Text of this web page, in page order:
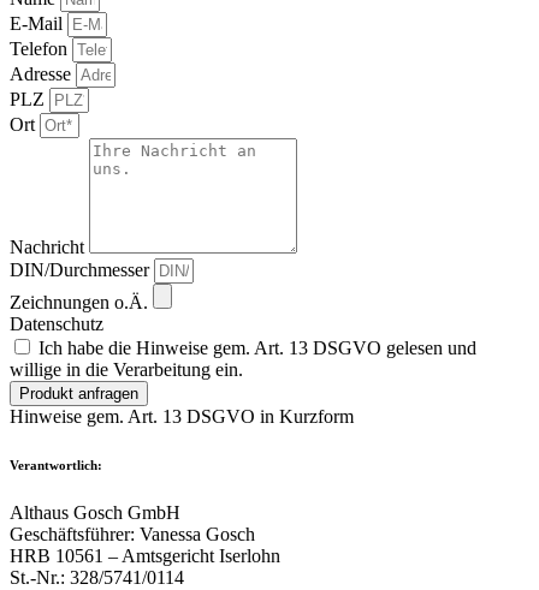
E-Mail
Telefon
Adresse
PLZ
Ort
Nachricht
DIN/Durchmesser
Zeichnungen o.Ä.
Datenschutz
Ich habe die Hinweise gem. Art. 13 DSGVO gelesen und
willige in die Verarbeitung ein.
Produkt anfragen
Hinweise gem. Art. 13 DSGVO in Kurzform
Verantwortlich:
Althaus Gosch GmbH
Geschäftsführer: Vanessa Gosch
HRB 10561 – Amtsgericht Iserlohn
St.-Nr.: 328/5741/0114